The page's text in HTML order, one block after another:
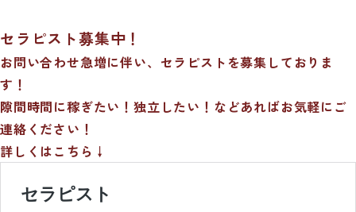
セラピスト募集中！
お問い合わせ急増に伴い、セラピストを募集しておりま
す！
隙間時間に稼ぎたい！独立したい！などあればお気軽にご
連絡ください！
詳しくはこちら↓